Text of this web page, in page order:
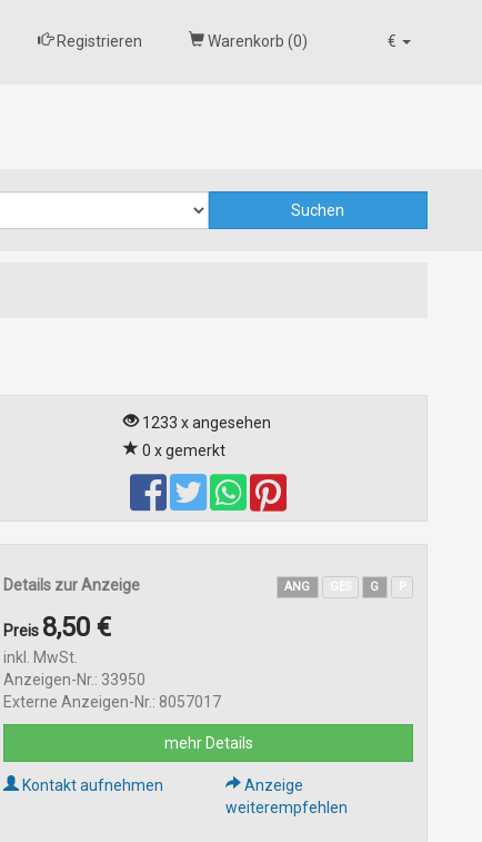
€
Registrieren Warenkorb (0)
1233 x angesehen
0 x gemerkt
Details zur Anzeige ANG G
Preis 8,50 €
inkl. MwSt.
Anzeigen-Nr.: 33950
Externe Anzeigen-Nr.: 8057017
mehr Details
Kontakt aufnehmen
Anzeige
weiterempfehlen